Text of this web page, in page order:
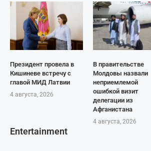
Президент провела в
Кишиневе встречу с
главой МИД Латвии
4 августа, 2026
В правительстве
Молдовы назвали
неприемлемой
ошибкой визит
делегации из
Афганистана
4 августа, 2026
Entertainment